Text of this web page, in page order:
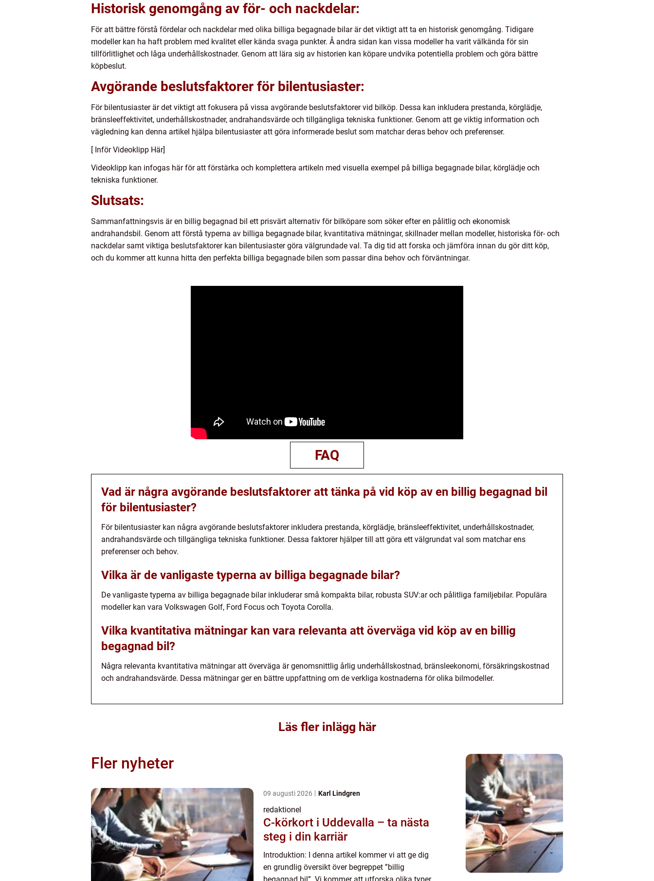
Historisk genomgång av för- och nackdelar:
För att bättre förstå fördelar och nackdelar med olika billiga begagnade bilar är det viktigt att ta en historisk genomgång. Tidigare
modeller kan ha haft problem med kvalitet eller kända svaga punkter. Å andra sidan kan vissa modeller ha varit välkända för sin
tillförlitlighet och låga underhållskostnader. Genom att lära sig av historien kan köpare undvika potentiella problem och göra bättre
köpbeslut.
Avgörande beslutsfaktorer för bilentusiaster:
För bilentusiaster är det viktigt att fokusera på vissa avgörande beslutsfaktorer vid bilköp. Dessa kan inkludera prestanda, körglädje,
bränsleeffektivitet, underhållskostnader, andrahandsvärde och tillgängliga tekniska funktioner. Genom att ge viktig information och
vägledning kan denna artikel hjälpa bilentusiaster att göra informerade beslut som matchar deras behov och preferenser.
[ Inför Videoklipp Här]
Videoklipp kan infogas här för att förstärka och komplettera artikeln med visuella exempel på billiga begagnade bilar, körglädje och
tekniska funktioner.
Slutsats:
Sammanfattningsvis är en billig begagnad bil ett prisvärt alternativ för bilköpare som söker efter en pålitlig och ekonomisk
andrahandsbil. Genom att förstå typerna av billiga begagnade bilar, kvantitativa mätningar, skillnader mellan modeller, historiska för- och
nackdelar samt viktiga beslutsfaktorer kan bilentusiaster göra välgrundade val. Ta dig tid att forska och jämföra innan du gör ditt köp,
och du kommer att kunna hitta den perfekta billiga begagnade bilen som passar dina behov och förväntningar.
FAQ
Vad är några avgörande beslutsfaktorer att tänka på vid köp av en billig begagnad bil
för bilentusiaster?
För bilentusiaster kan några avgörande beslutsfaktorer inkludera prestanda, körglädje, bränsleeffektivitet, underhållskostnader,
andrahandsvärde och tillgängliga tekniska funktioner. Dessa faktorer hjälper till att göra ett välgrundat val som matchar ens
preferenser och behov.
Vilka är de vanligaste typerna av billiga begagnade bilar?
De vanligaste typerna av billiga begagnade bilar inkluderar små kompakta bilar, robusta SUV:ar och pålitliga familjebilar. Populära
modeller kan vara Volkswagen Golf, Ford Focus och Toyota Corolla.
Vilka kvantitativa mätningar kan vara relevanta att överväga vid köp av en billig
begagnad bil?
Några relevanta kvantitativa mätningar att överväga är genomsnittlig årlig underhållskostnad, bränsleekonomi, försäkringskostnad
och andrahandsvärde. Dessa mätningar ger en bättre uppfattning om de verkliga kostnaderna för olika bilmodeller.
Läs fler inlägg här
Fler nyheter
09 augusti 2026 Karl Lindgren
redaktionel
C-körkort i Uddevalla – ta nästa
steg i din karriär
Introduktion: I denna artikel kommer vi att ge dig
en grundlig översikt över begreppet ”billig